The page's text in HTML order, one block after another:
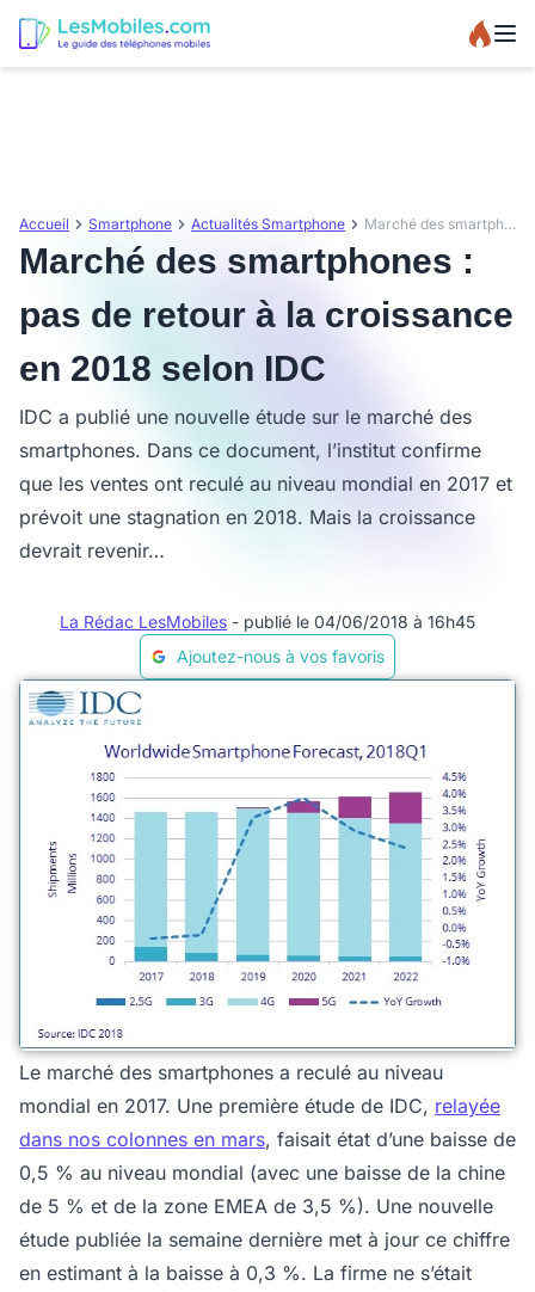
Accueil Smartphone Actualités Smartphone Marché des smartphones : pas de retour à la croissance en 2018 selon IDC
Marché des smartphones :
pas de retour à la croissance
en 2018 selon IDC
IDC a publié une nouvelle étude sur le marché des
smartphones. Dans ce document, l’institut confirme
que les ventes ont reculé au niveau mondial en 2017 et
prévoit une stagnation en 2018. Mais la croissance
devrait revenir…
La Rédac LesMobiles - publié le 04/06/2018 à 16h45
Ajoutez-nous à vos favoris
Le marché des smartphones a reculé au niveau
mondial en 2017. Une première étude de IDC, relayée
dans nos colonnes en mars, faisait état d’une baisse de
0,5 % au niveau mondial (avec une baisse de la chine
de 5 % et de la zone EMEA de 3,5 %). Une nouvelle
étude publiée la semaine dernière met à jour ce chiffre
en estimant à la baisse à 0,3 %. La firme ne s’était